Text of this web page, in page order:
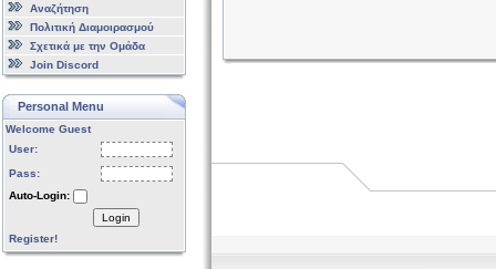
Αναζήτηση
Πολιτική Διαμοιρασμού
Σχετικά με την Ομάδα
Join Discord
Personal Menu
Welcome Guest
User:
Pass:
Auto-Login:
Login
Register!